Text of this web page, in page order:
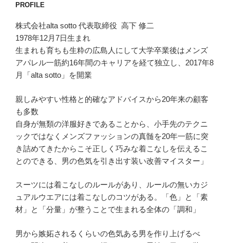
PROFILE
株式会社alta sotto 代表取締役 高下 修二
1978年12月7日生まれ
生まれも育ちも生粋の広島人にして大学卒業後はメンズ
アパレル一筋約16年間のキャリアを経て独立し、2017年8
月「alta sotto」を開業
親しみやすい性格と的確なアドバイスから20年来の顧客
も多数
自身が無類の洋服好きであることから、小手先のテクニ
ックではなくメンズファッションの真髄を20年一筋に突
き詰めてきたからこそ正しく巧みな着こなしを伝えるこ
とのできる、男の色気を引き出す装い改善マイスター」
スーツには着こなしのルールがあり、ルールの無いカジ
ュアルウエアには着こなしのコツがある。「色」と「素
材」と「分量」が整うことで生まれる全体の「調和」
男から嫉妬されるくらいの色気ある男を作り上げるべ